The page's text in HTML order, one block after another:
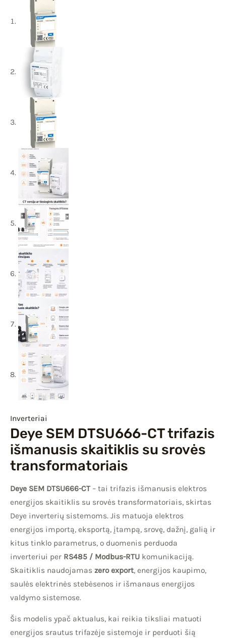
Inverteriai
Deye SEM DTSU666-CT trifazis
išmanusis skaitiklis su srovės
transformatoriais
Deye SEM DTSU666-CT– tai trifazis išmanusis elektros
energijos skaitiklis su srovės transformatoriais, skirtas
Deye inverterių sistemoms. Jis matuoja elektros
energijos importą, eksportą, įtampą, srovę, dažnį, galią ir
kitus tinklo parametrus, o duomenis perduoda
inverteriui per RS485 / Modbus-RTU komunikaciją.
Skaitiklis naudojamas zero export, energijos kaupimo,
saulės elektrinės stebėsenos ir išmanaus energijos
valdymo sistemose.
Šis modelis ypač aktualus, kai reikia tiksliai matuoti
energijos srautus trifazėje sistemoje ir perduoti šią